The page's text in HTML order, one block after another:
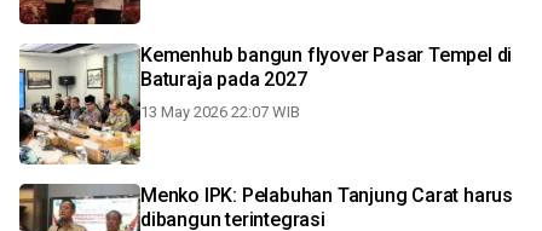
Kemenhub bangun flyover Pasar Tempel di
Baturaja pada 2027
13 May 2026 22:07 WIB
Menko IPK: Pelabuhan Tanjung Carat harus
dibangun terintegrasi